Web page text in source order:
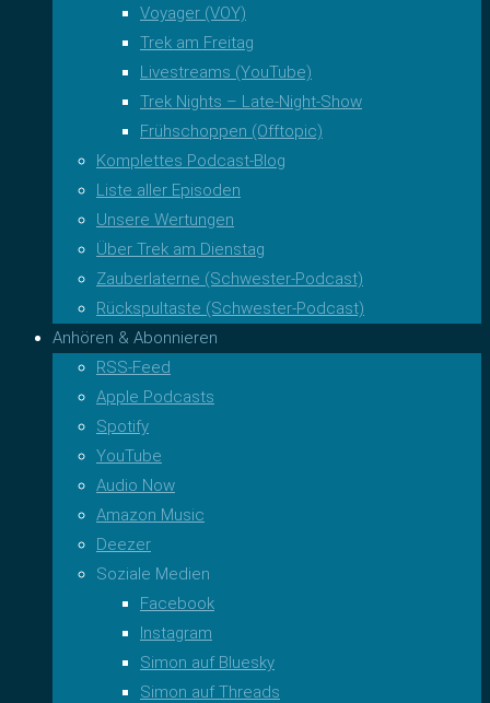
Voyager (VOY)
Trek am Freitag
Livestreams (YouTube)
Trek Nights – Late-Night-Show
Frühschoppen (Offtopic)
Komplettes Podcast-Blog
Liste aller Episoden
Unsere Wertungen
Über Trek am Dienstag
Zauberlaterne (Schwester-Podcast)
Rückspultaste (Schwester-Podcast)
Anhören & Abonnieren
RSS-Feed
Apple Podcasts
Spotify
YouTube
Audio Now
Amazon Music
Deezer
Soziale Medien
Facebook
Instagram
Simon auf Bluesky
Simon auf Threads